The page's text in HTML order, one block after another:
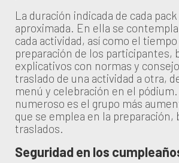
La duración indicada de cada
aproximada. En ella se
cada actividad, así como el
preparación de los participantes,
explicativos con normas y
traslado de una actividad a otra,
menú y celebración en el
numeroso es el grupo más
que se emplea en la preparación,
traslados.
Seguridad en los